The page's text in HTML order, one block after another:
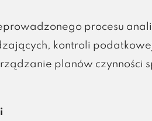
procesu
kontroli
planów